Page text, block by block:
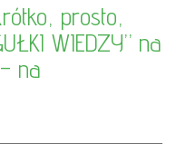
prosto,
WIEDZY” na
na